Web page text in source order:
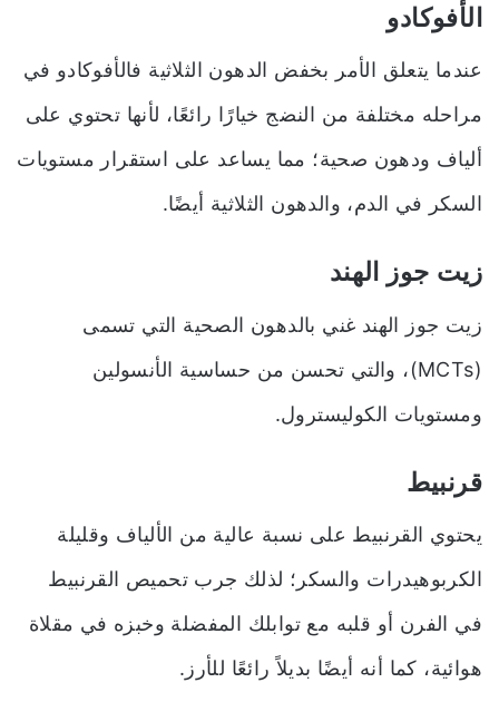
الأفوكادو
عندما يتعلق الأمر بخفض الدهون الثلاثية فالأفوكادو في
مراحله مختلفة من النضج خيارًا رائعًا، لأنها تحتوي على
ألياف ودهون صحية؛ مما يساعد على استقرار مستويات
السكر في الدم، والدهون الثلاثية أيضًا.
زيت جوز الهند
زيت جوز الهند غني بالدهون الصحية التي تسمى
(MCTs)، والتي تحسن من حساسية الأنسولين
ومستويات الكوليسترول.
قرنبيط
يحتوي القرنبيط على نسبة عالية من الألياف وقليلة
الكربوهيدرات والسكر؛ لذلك جرب تحميص القرنبيط
في الفرن أو قلبه مع توابلك المفضلة وخبزه في مقلاة
هوائية، كما أنه أيضًا بديلاً رائعًا للأرز.